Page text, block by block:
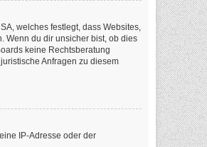
welches festlegt, dass Websites,
Wenn du dir unsicher bist, ob dies
keine Rechtsberatung
Anfragen zu diesem
IP-Adresse oder der